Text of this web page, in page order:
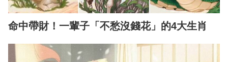
命中帶財！一輩子「不愁沒錢花」的4大生肖